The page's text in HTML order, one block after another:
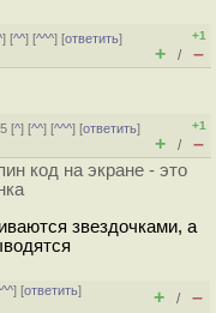
] [^^] [^^^] [ответить]
+1
+ / –
[^] [^^] [^^^] [ответить]
+1
+ / –
код на экране - это
звездочками, а
] [ответить]
+ / –